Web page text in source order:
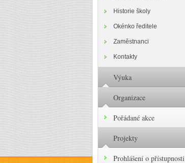
Historie školy
Okénko ředitele
Zaměstnanci
Kontakty
Výuka
Organizace
Pořádané akce
Projekty
Prohlášení o přístupnosti